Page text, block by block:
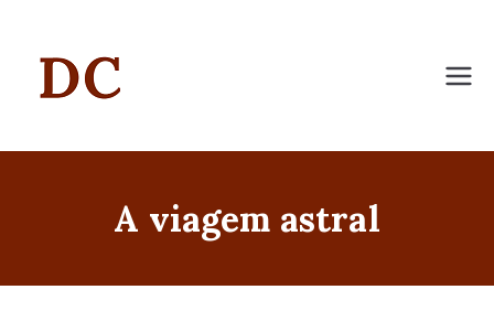
A viagem astral